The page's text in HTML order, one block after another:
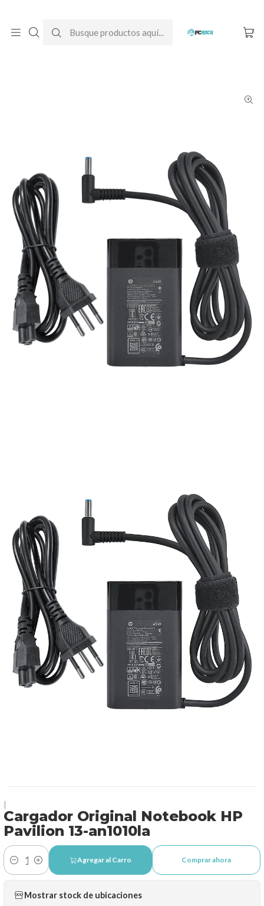
Cargador Original Notebook HP
Pavilion 13-an1010la
Cantidad
Agregar al Carro Comprar ahora
Mostrar stock de ubicaciones